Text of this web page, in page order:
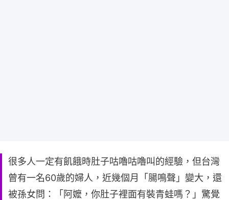
很多人一定有飢餓時肚子咕嚕咕嚕叫的經驗，但台灣
曾有一名60歲的婦人，近幾個月「腸鳴聲」變大，還
被孫女問：「阿嬤，你肚子裡面有裝青蛙嗎？」驚覺